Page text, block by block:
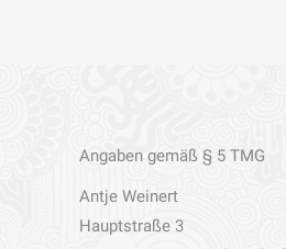
Angaben gemäß § 5 TMG
Antje Weinert
Hauptstraße 3